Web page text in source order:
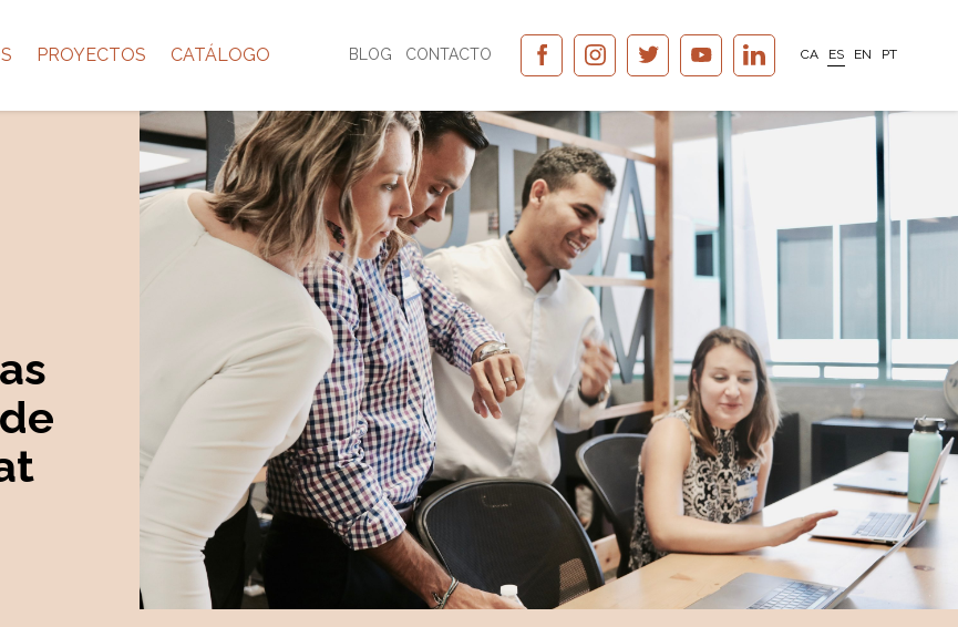
PROYECTOS CATÁLOGO BLOG CONTACTO CA ES EN PT